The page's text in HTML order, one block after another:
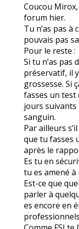
Coucou
forum hier.
Tu n’as pas
pouvais pas
Pour le reste :
Si tu n’as pas
préservatif, il
grossesse. Si
fasses un test
jours
sanguin.
Par ailleurs
que tu fasses
après le
Es tu en
tu es amené à
Est-ce que
parler à
es encore en